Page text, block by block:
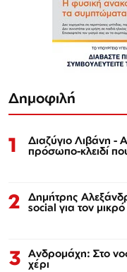
Δημοφιλή
1 Διαζύγιο Λιβάνη -
πρόσωπο-κλειδί
2 Δημήτρης
social για τον
3 Ανδρομάχη: Στο
χέρι